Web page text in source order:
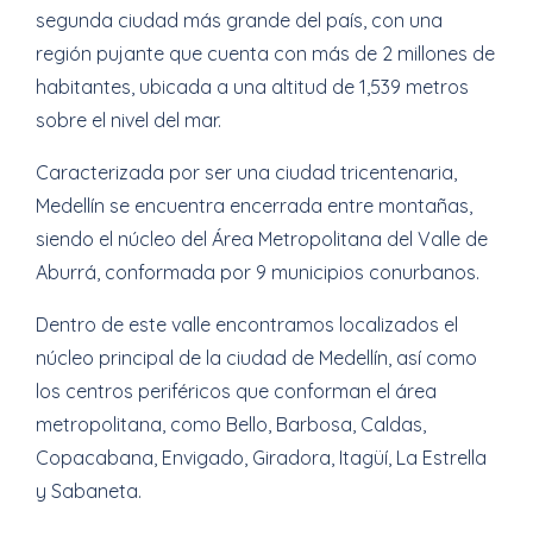
segunda ciudad más grande del país, con una
región pujante que cuenta con más de 2 millones de
habitantes, ubicada a una altitud de 1,539 metros
sobre el nivel del mar.
Caracterizada por ser una ciudad tricentenaria,
Medellín se encuentra encerrada entre montañas,
siendo el núcleo del Área Metropolitana del Valle de
Aburrá, conformada por 9 municipios conurbanos.
Dentro de este valle encontramos localizados el
núcleo principal de la ciudad de Medellín, así como
los centros periféricos que conforman el área
metropolitana, como Bello, Barbosa, Caldas,
Copacabana, Envigado, Giradora, Itagüí, La Estrella
y Sabaneta.